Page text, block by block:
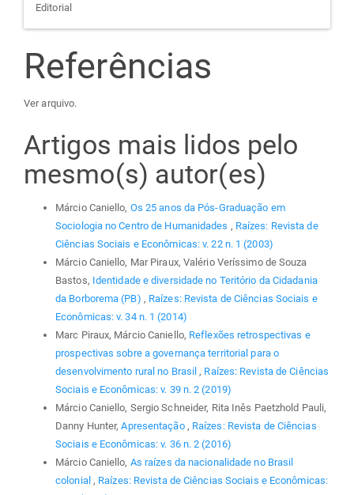
Editorial
Referências
Ver arquivo.
Artigos mais lidos pelo
mesmo(s) autor(es)
Márcio Caniello, Os 25 anos da Pós-Graduação em
Sociologia no Centro de Humanidades , Raízes: Revista de
Ciências Sociais e Econômicas: v. 22 n. 1 (2003)
Márcio Caniello, Mar Piraux, Valério Veríssimo de Souza
Bastos, Identidade e diversidade no Teritório da Cidadania
da Borborema (PB) , Raízes: Revista de Ciências Sociais e
Econômicas: v. 34 n. 1 (2014)
Marc Piraux, Márcio Caniello, Reflexões retrospectivas e
prospectivas sobre a governança territorial para o
desenvolvimento rural no Brasil , Raízes: Revista de Ciências
Sociais e Econômicas: v. 39 n. 2 (2019)
Márcio Caniello, Sergio Schneider, Rita Inês Paetzhold Pauli,
Danny Hunter,Apresentação , Raízes: Revista de Ciências
Sociais e Econômicas: v. 36 n. 2 (2016)
Márcio Caniello, As raízes da nacionalidade no Brasil
colonial , Raízes: Revista de Ciências Sociais e Econômicas: